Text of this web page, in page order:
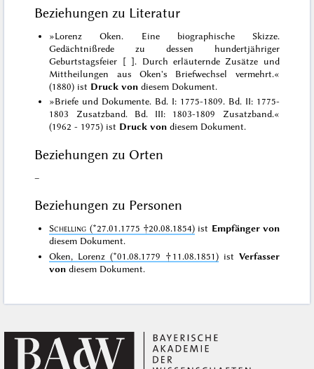
Beziehungen zu Literatur
»Lorenz Oken. Eine biographische Skizze.
Gedächtnißrede zu dessen hundertjähriger
Geburtstagsfeier [ ]. Durch erläuternde Zusätze und
Mittheilungen aus Oken's Briefwechsel vermehrt.«
(1880) ist Druck von diesem Dokument.
»Briefe und Dokumente. Bd. I: 1775-1809. Bd. II: 1775-
1803 Zusatzband. Bd. III: 1803-1809 Zusatzband.«
(1962 - 1975) ist Druck von diesem Dokument.
Beziehungen zu Orten
–
Beziehungen zu Personen
Schelling (*27.01.1775 †20.08.1854) ist Empfänger von
diesem Dokument.
Oken, Lorenz (*01.08.1779 †11.08.1851) ist Verfasser
von diesem Dokument.